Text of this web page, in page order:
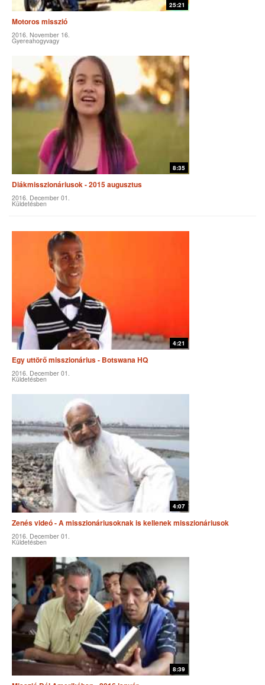
25:21
Motoros misszió
2016. November 16.
Gyereahogyvagy
8:35
Diákmisszionáriusok - 2015 augusztus
2016. December 01.
Küldetésben
4:21
Egy uttörő misszionárius - Botswana HQ
2016. December 01.
Küldetésben
4:07
Zenés videó - A misszionáriusoknak is kellenek misszionáriusok
2016. December 01.
Küldetésben
8:39